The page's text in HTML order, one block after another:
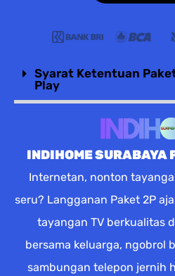
Syarat Ketentuan
Play
INDIHOME SURABAYA
Internetan, nonton
seru? Langganan Paket 2P
tayangan TV berkualitas
bersama keluarga, ngobrol
sambungan telepon jernih